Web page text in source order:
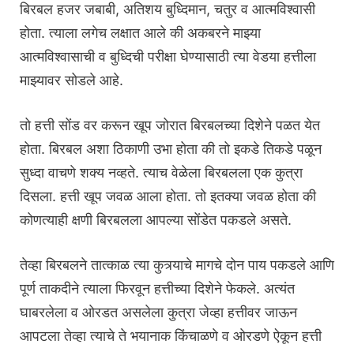
बिरबल हजर जबाबी, अतिशय बुध्दिमान, चतुर व आत्मविश्वासी
होता. त्याला लगेच लक्षात आले की अकबरने माझ्या
आत्मविश्वासाची व बुध्दिची परीक्षा घेण्यासाठी त्या वेडया हत्तीला
माझ्यावर सोडले आहे.
तो हत्ती सोंड वर करून खूप जोरात बिरबलच्या दिशेने पळत येत
होता. बिरबल अशा ठिकाणी उभा होता की तो इकडे तिकडे पळून
सुध्दा वाचणे शक्य नव्हते. त्याच वेळेला बिरबलला एक कुत्रा
दिसला. हत्ती खूप जवळ आला होता. तो इतक्या जवळ होता की
कोणत्याही क्षणी बिरबलला आपल्या सोंडेत पकडले असते.
तेव्हा बिरबलने तात्काळ त्या कुत्र्याचे मागचे दोन पाय पकडले आणि
पूर्ण ताकदीने त्याला फिरवून हत्तीच्या दिशेने फेकले. अत्यंत
घाबरलेला व ओरडत असलेला कुत्रा जेव्हा हत्तीवर जाऊन
आपटला तेव्हा त्याचे ते भयानाक किंचाळणे व ओरडणे ऐकून हत्ती